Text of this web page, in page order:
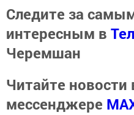
Следите за
интересным в
Черемшан
Читайте
мессенджере